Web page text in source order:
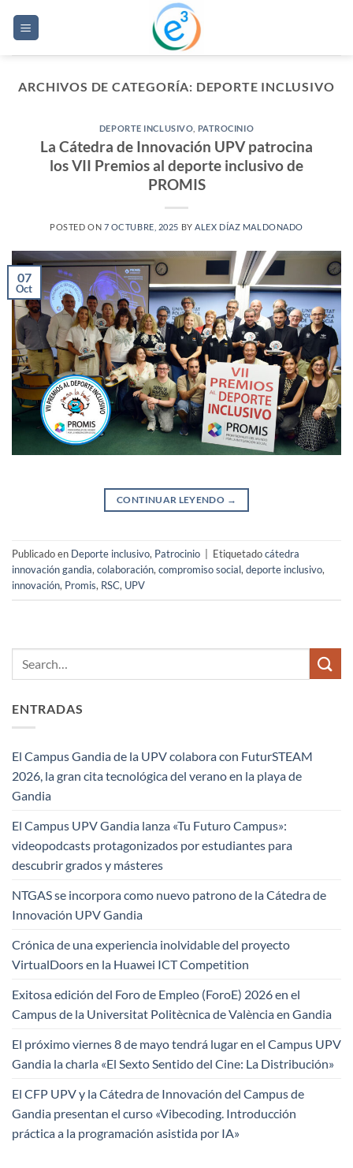
ARCHIVOS DE CATEGORÍA: DEPORTE INCLUSIVO
DEPORTE INCLUSIVO PATROCINIO
La Cátedra de Innovación UPV patrocina
los VII Premios al deporte inclusivo de
PROMIS
POSTED ON 7 OCTUBRE, 2025 BY ALEX DÍAZ MALDONADO
07
Oct
CONTINUAR LEYENDO →
Publicado en Deporte inclusivo, Patrocinio Etiquetadocátedra
innovación gandia, colaboración, compromiso social, deporte inclusivo,
innovación, Promis, RSC, UPV
ENTRADAS
El Campus Gandia de la UPV colabora con FuturSTEAM
2026, la gran cita tecnológica del verano en la playa de
Gandia
El Campus UPV Gandia lanza «Tu Futuro Campus»:
videopodcasts protagonizados por estudiantes para
descubrir grados y másteres
NTGAS se incorpora como nuevo patrono de la Cátedra de
Innovación UPV Gandia
Crónica de una experiencia inolvidable del proyecto
VirtualDoors en la Huawei ICT Competition
Exitosa edición del Foro de Empleo (ForoE) 2026 en el
Campus de la Universitat Politècnica de València en Gandia
El próximo viernes 8 de mayo tendrá lugar en el Campus UPV
Gandia la charla «El Sexto Sentido del Cine: La Distribución»
El CFP UPV y la Cátedra de Innovación del Campus de
Gandia presentan el curso «Vibecoding. Introducción
práctica a la programación asistida por IA»